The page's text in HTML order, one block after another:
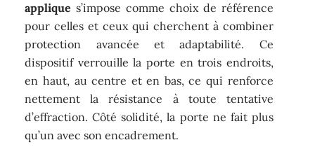
applique s’impose comme choix de référence
pour celles et ceux qui cherchent à combiner
protection avancée et adaptabilité. Ce
dispositif verrouille la porte en trois endroits,
en haut, au centre et en bas, ce qui renforce
nettement la résistance à toute tentative
d’effraction. Côté solidité, la porte ne fait plus
qu’un avec son encadrement.